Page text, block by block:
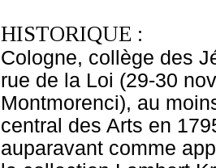
HISTORIQUE :
Cologne, collège des
rue de la Loi (29-30
Montmorenci), au
central des Arts en
auparavant comme